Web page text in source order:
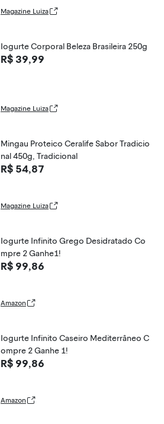
Magazine Luiza
Iogurte Corporal Beleza Brasileira 250g
R$ 39,99
Magazine Luiza
Mingau Proteico Ceralife Sabor Tradicio
nal 450g, Tradicional
R$ 54,87
Magazine Luiza
Iogurte Infinito Grego Desidratado Co
mpre 2 Ganhe1!
R$ 99,86
Amazon
Iogurte Infinito Caseiro Mediterrâneo C
ompre 2 Ganhe 1!
R$ 99,86
Amazon